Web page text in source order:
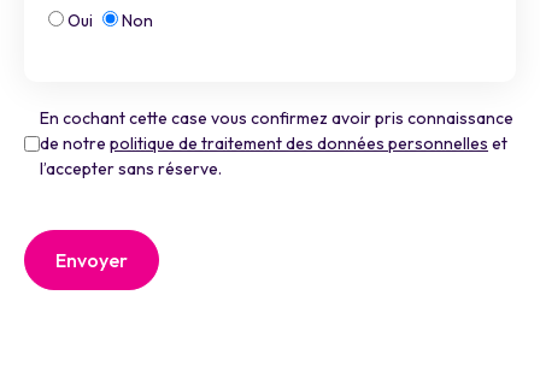
Oui Non
En cochant cette case vous confirmez avoir pris connaissance
de notre politique de traitement des données personnelles et
l’accepter sans réserve.
Envoyer